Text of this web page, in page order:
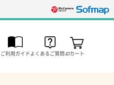
ご利用ガイドよくあるご質問 カート